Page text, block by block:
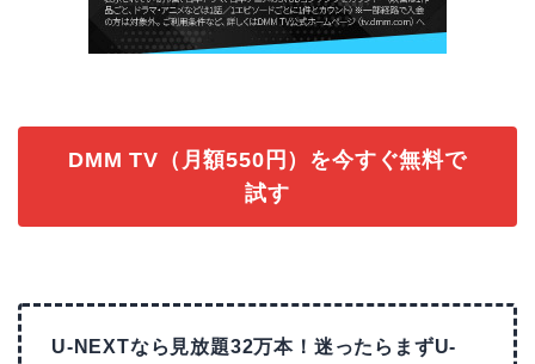
DMM TV（月額550円）を今すぐ無料で
試す
U-NEXTなら見放題32万本！迷ったらまずU-